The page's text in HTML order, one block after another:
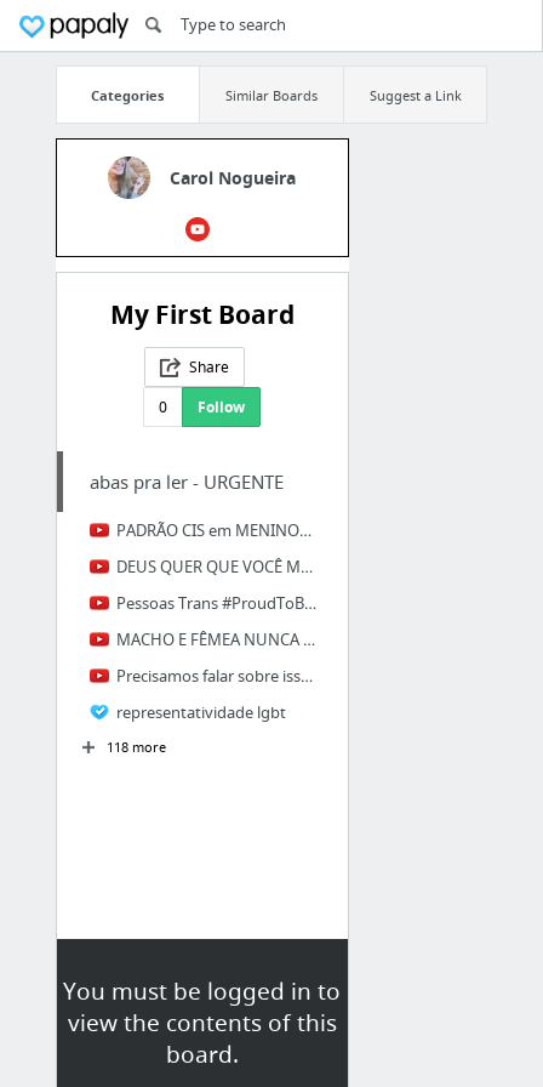
Categories Similar Boards Suggest a Link
Carol Nogueira
My First Board
Share
0
Follow
You must be logged in to
view the contents of this
board.
abas pra ler - URGENTE
PADRÃO CIS em MENINOS TRANS
DEUS QUER QUE VOCÊ MORRA? - NÃO FAZ SENTIDO
Pessoas Trans #ProudToBe #Orgulhodeser
MACHO E FÊMEA NUNCA MAIS!
Precisamos falar sobre isso + dica de três documentários
representatividade lgbt
118 more